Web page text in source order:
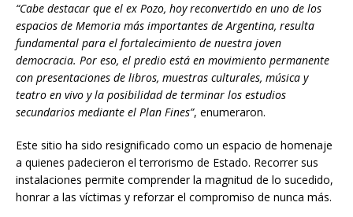
“Cabe destacar que el ex Pozo, hoy reconvertido en uno de los
espacios de Memoria más importantes de Argentina, resulta
fundamental para el fortalecimiento de nuestra joven
democracia. Por eso, el predio está en movimiento permanente
con presentaciones de libros, muestras culturales, música y
teatro en vivo y la posibilidad de terminar los estudios
secundarios mediante el Plan Fines”, enumeraron.
Este sitio ha sido resignificado como un espacio de homenaje
a quienes padecieron el terrorismo de Estado. Recorrer sus
instalaciones permite comprender la magnitud de lo sucedido,
honrar a las víctimas y reforzar el compromiso de nunca más.